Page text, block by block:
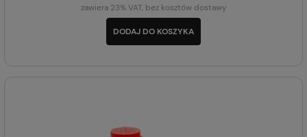
zawiera 23% VAT, bez kosztów dostawy
DODAJ DO KOSZYKA